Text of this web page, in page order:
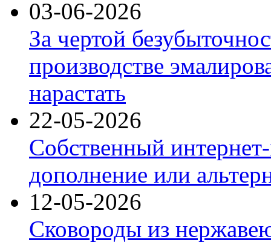
03-06-2026
За чертой
производстве
нарастать
22-05-2026
Собственный
дополнение или
12-05-2026
Сковороды из